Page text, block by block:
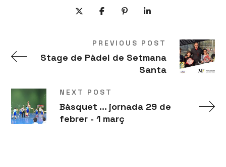
PREVIOUS POST
Stage de Pàdel de Setmana
Santa
NEXT POST
Bàsquet ... jornada 29 de
febrer - 1 març